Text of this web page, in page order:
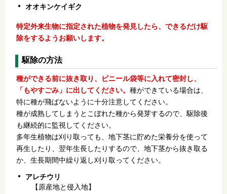
オオキンケイギク
特定外来生物に指定された植物を発見したら、できるだけ駆
除をするようお願いします。
駆除の方法
種ができる前に抜き取り、ビニール袋等に入れて密封し、
「もやすごみ」に出してください。 種ができている場合は、
特に種が飛ばないように十分注意してください。
種が成熟してしまうとこぼれた種から発芽するので、駆除後
も継続的に監視してください。
多年生植物は刈り取っても、地下茎に貯めた栄養分を使って
再生したり、翌年生長したりするので、地下茎から抜き取る
か、生長期間中繰り返し刈り取ってください。
アレチウリ
【原産地と侵入地】